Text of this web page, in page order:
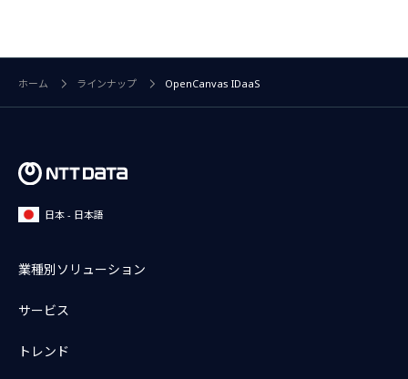
ホーム ラインナップ OpenCanvas IDaaS
日本 - 日本語
業種別ソリューション
サービス
トレンド